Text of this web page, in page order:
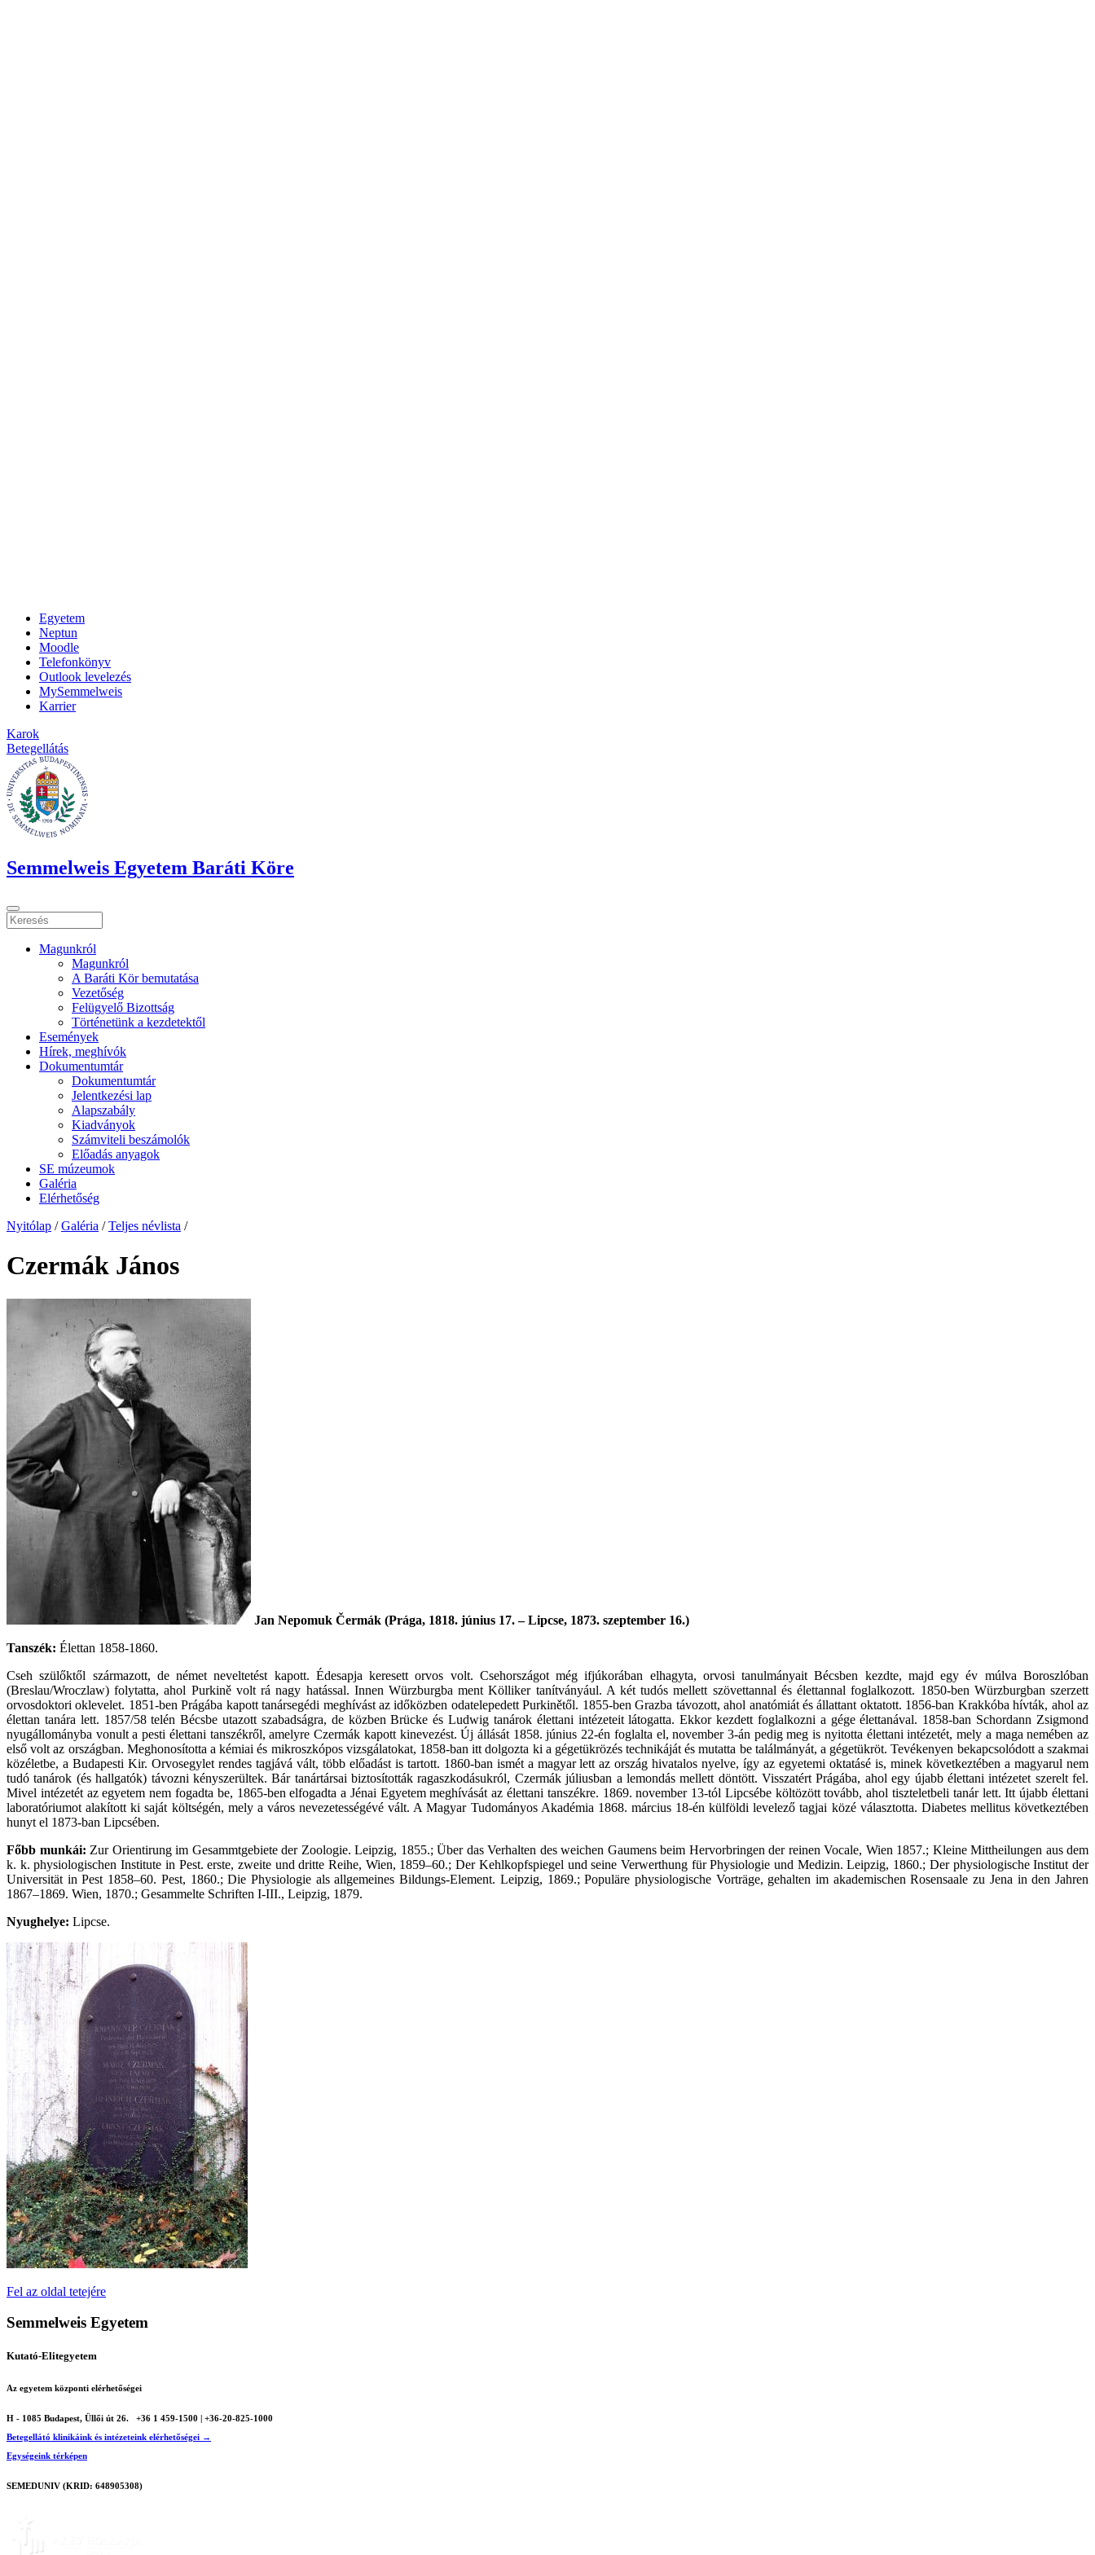
Egyetem
Neptun
Moodle
Telefonkönyv
Outlook levelezés
MySemmelweis
Karrier
Karok
Betegellátás
Semmelweis Egyetem Baráti Köre
Magunkról
Magunkról
A Baráti Kör bemutatása
Vezetőség
Felügyelő Bizottság
Történetünk a kezdetektől
Események
Hírek, meghívók
Dokumentumtár
Dokumentumtár
Jelentkezési lap
Alapszabály
Kiadványok
Számviteli beszámolók
Előadás anyagok
SE múzeumok
Galéria
Elérhetőség
Nyitólap / Galéria / Teljes névlista /
Czermák János
Jan Nepomuk Čermák (Prága, 1818. június 17. – Lipcse, 1873. szeptember 16.)
Tanszék: Élettan 1858-1860.
Cseh szülőktől származott, de német neveltetést kapott. Édesapja keresett orvos volt. Csehországot még ifjúkorában elhagyta, orvosi tanulmányait Bécsben kezdte, majd egy év múlva Boroszlóban
(Breslau/Wroczlaw) folytatta, ahol Purkině volt rá nagy hatással. Innen Würzburgba ment Kölliker tanítványául. A két tudós mellett szövettannal és élettannal foglalkozott. 1850-ben Würzburgban szerzett
orvosdoktori oklevelet. 1851-ben Prágába kapott tanársegédi meghívást az időközben odatelepedett Purkinětől. 1855-ben Grazba távozott, ahol anatómiát és állattant oktatott. 1856-ban Krakkóba hívták, ahol az
élettan tanára lett. 1857/58 telén Bécsbe utazott szabadságra, de közben Brücke és Ludwig tanárok élettani intézeteit látogatta. Ekkor kezdett foglalkozni a gége élettanával. 1858-ban Schordann Zsigmond
nyugállományba vonult a pesti élettani tanszékről, amelyre Czermák kapott kinevezést. Új állását 1858. június 22-én foglalta el, november 3-án pedig meg is nyitotta élettani intézetét, mely a maga nemében az
első volt az országban. Meghonosította a kémiai és mikroszkópos vizsgálatokat, 1858-ban itt dolgozta ki a gégetükrözés technikáját és mutatta be találmányát, a gégetükröt. Tevékenyen bekapcsolódott a szakmai
közéletbe, a Budapesti Kir. Orvosegylet rendes tagjává vált, több előadást is tartott. 1860-ban ismét a magyar lett az ország hivatalos nyelve, így az egyetemi oktatásé is, minek következtében a magyarul nem
tudó tanárok (és hallgatók) távozni kényszerültek. Bár tanártársai biztosították ragaszkodásukról, Czermák júliusban a lemondás mellett döntött. Visszatért Prágába, ahol egy újabb élettani intézetet szerelt fel.
Mivel intézetét az egyetem nem fogadta be, 1865-ben elfogadta a Jénai Egyetem meghívását az élettani tanszékre. 1869. november 13-tól Lipcsébe költözött tovább, ahol tiszteletbeli tanár lett. Itt újabb élettani
laboratóriumot alakított ki saját költségén, mely a város nevezetességévé vált. A Magyar Tudományos Akadémia 1868. március 18-én külföldi levelező tagjai közé választotta. Diabetes mellitus következtében
hunyt el 1873-ban Lipcsében.
Főbb munkái: Zur Orientirung im Gesammtgebiete der Zoologie. Leipzig, 1855.; Über das Verhalten des weichen Gaumens beim Hervorbringen der reinen Vocale, Wien 1857.; Kleine Mittheilungen aus dem
k. k. physiologischen Institute in Pest. erste, zweite und dritte Reihe, Wien, 1859–60.; Der Kehlkopfspiegel und seine Verwerthung für Physiologie und Medizin. Leipzig, 1860.; Der physiologische Institut der
Universität in Pest 1858–60. Pest, 1860.; Die Physiologie als allgemeines Bildungs-Element. Leipzig, 1869.; Populäre physiologische Vorträge, gehalten im akademischen Rosensaale zu Jena in den Jahren
1867–1869. Wien, 1870.; Gesammelte Schriften I-III., Leipzig, 1879.
Nyughelye: Lipcse.
Fel az oldal tetejére
Semmelweis Egyetem
Kutató-Elitegyetem
Az egyetem központi elérhetőségei
H - 1085 Budapest, Üllői út 26.
+36 1 459-1500 | +36-20-825-1000
Betegellátó klinikáink és intézeteink elérhetőségei →
Egységeink térképen
SEMEDUNIV (KRID: 648905308)